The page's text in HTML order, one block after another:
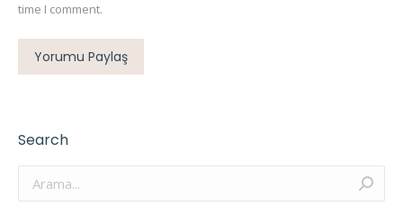
time I comment.
Yorumu Paylaş
Search
Arama: